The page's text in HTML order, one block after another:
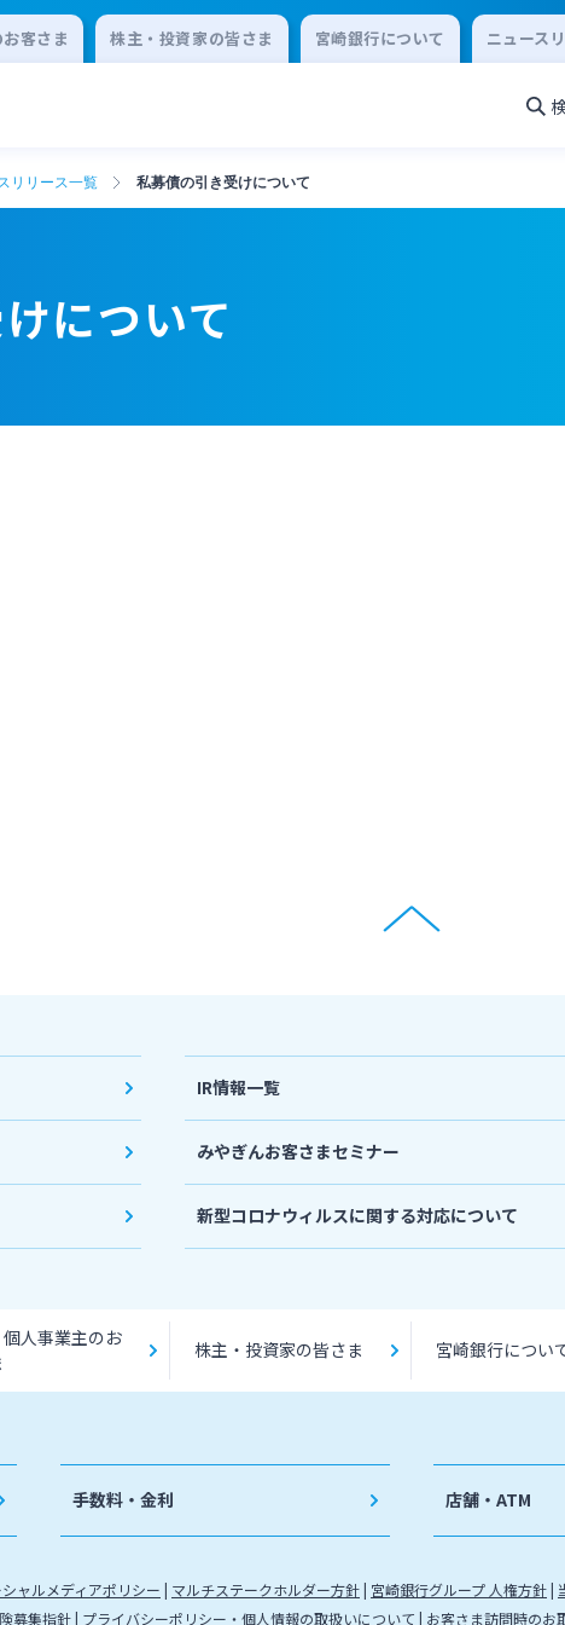
客さま 株主・投資家の皆さま 宮崎銀行について ニュース
リリース一覧 私募債の引き受けについて
について
IR情報一覧
みやぎんお客さまセミナー
新型コロナウィルスに関する対応について
人事業主のお
株主・投資家の皆さま 宮崎銀行につい
手数料・金利 店舗・ATM
ャルメディアポリシー マルチステークホルダー方針 宮崎銀行グループ 人権方針
募集指針 プライバシーポリシー・個人情報の取扱いについて お客さま訪問時のお